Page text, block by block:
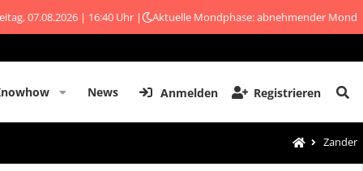
07.08.2026 | 16:40 Uhr | Aktuelle Mondphase: abnehmender Mond
News Anmelden Registrieren
Zander